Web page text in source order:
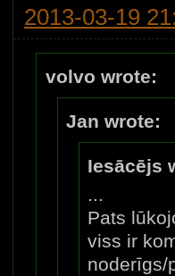
2013-03-19
volvo wrote:
Jan wrote:
Iesācējs
...
Pats
viss ir
noderīgs/